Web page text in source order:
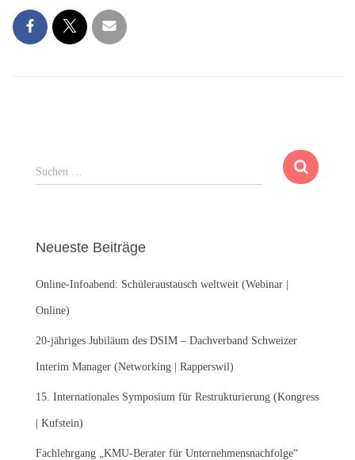
S
u
n
a
c
:
Suchen …
Neueste Beiträge
Online-Infoabend: Schüleraustausch weltweit (Webinar |
Online)
20-jähriges Jubiläum des DSIM – Dachverband Schweizer
Interim Manager (Networking | Rapperswil)
15. Internationales Symposium für Restrukturierung (Kongress
| Kufstein)
Fachlehrgang „KMU-Berater für Unternehmensnachfolge“